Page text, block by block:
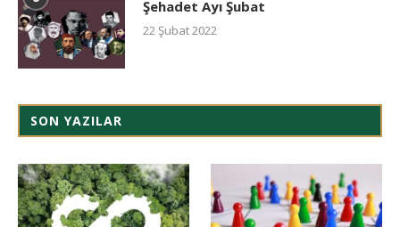
Şehadet Ayı Şubat
22 Şubat 2022
SON YAZILAR